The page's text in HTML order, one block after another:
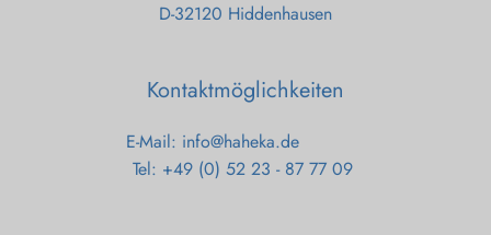
D-32120 Hiddenhausen
Kontaktmöglichkeiten
E-Mail: info@haheka.de
Tel: +49 (0) 52 23 - 87 77 09